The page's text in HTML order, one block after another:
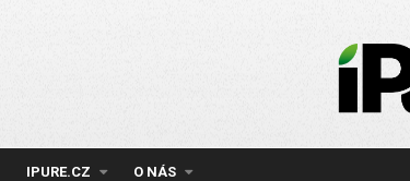
IPURE.CZ O NÁS